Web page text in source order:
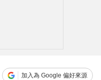
加入為 Google 偏好來源